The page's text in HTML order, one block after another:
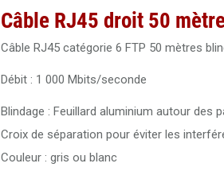
Câble RJ45 droit 50
Câble RJ45 catégorie 6 FTP 50 mètres
Débit : 1 000 Mbits/seconde
Blindage : Feuillard aluminium autour des
Croix de séparation pour éviter les
Couleur : gris ou blanc